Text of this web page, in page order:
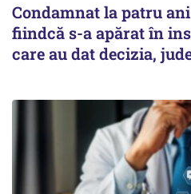
Condamnat la patru
fiindcă s-a apărat în
care au dat decizia,